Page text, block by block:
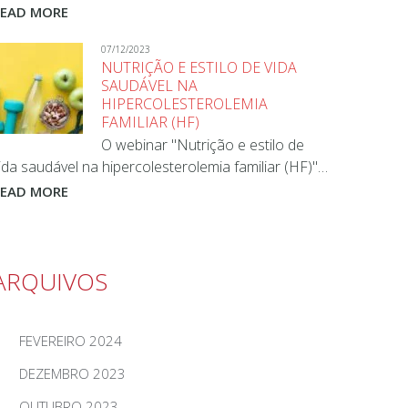
MORE
07/12/2023
NUTRIÇÃO E ESTILO DE VIDA
SAUDÁVEL NA
HIPERCOLESTEROLEMIA
FAMILIAR (HF)
O webinar "Nutrição e estilo de
saudável na hipercolesterolemia familiar (HF)"…
MORE
FEVEREIRO 2024
DEZEMBRO 2023